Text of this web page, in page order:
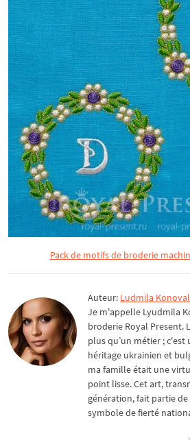
Pack de motifs de broderie
Auteur: Ludmila
Je m'appelle Lyudmila
broderie Royal Present.
plus qu’un métier ;
héritage ukrainien et
ma famille était une
point lisse. Cet art,
génération, fait partie
symbole de fierté